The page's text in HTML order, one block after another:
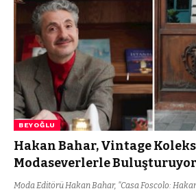
BEYOĞLU
Hakan Bahar, Vintage
Modaseverlerle Buluşturuyor
Moda Editörü Hakan Bahar, "Casa Foscolo: